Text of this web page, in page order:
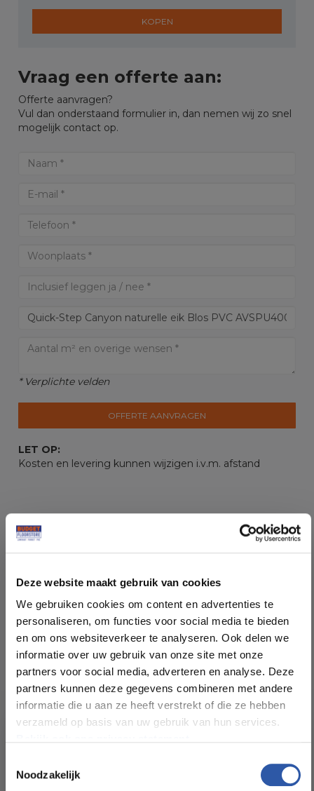
Deze website maakt gebruik van cookies
We gebruiken cookies om content en advertenties te
personaliseren, om functies voor social media te bieden
en om ons websiteverkeer te analyseren. Ook delen we
informatie over uw gebruik van onze site met onze
partners voor social media, adverteren en analyse. Deze
partners kunnen deze gegevens combineren met andere
informatie die u aan ze heeft verstrekt of die ze hebben
verzameld op basis van uw gebruik van hun services.
Noodzakelijk
KOPEN
Vraag een offerte aan:
Offerte aanvragen?
Vul dan onderstaand formulier in, dan nemen wij zo snel
mogelijk contact op.
* Verplichte velden
OFFERTE AANVRAGEN
LET OP:
Kosten en levering kunnen wijzigen i.v.m. afstand
Soort vloer: PVC klik
Patroon: Rechte plank
Kleur: Eiken natuur
Pakinhoud (m²): 2,128 m²
4+1 mm (Geïntegreerde
ondervloer)